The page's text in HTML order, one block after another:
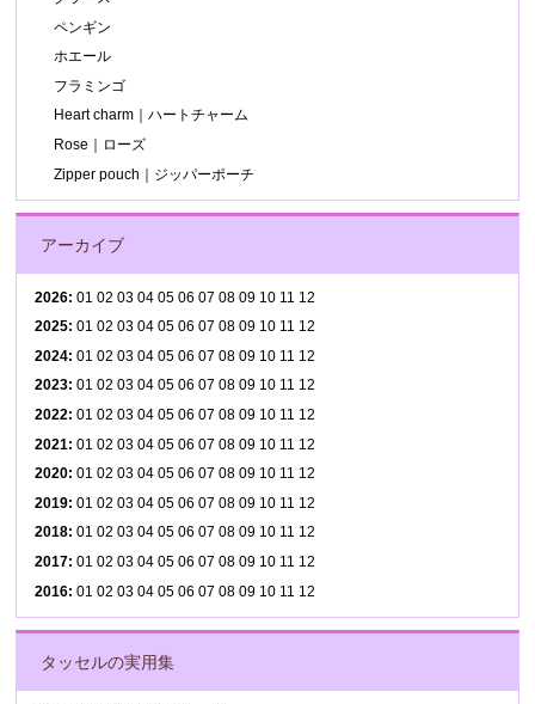
ペンギン
ホエール
フラミンゴ
Heart charm｜ハートチャーム
Rose｜ローズ
Zipper pouch｜ジッパーポーチ
アーカイブ
2026:01 02 03 04 05 06 07 08 09 10 11 12
2025:01 02 03 04 05 06 07 08 09 10 11 12
2024:01 02 03 04 05 06 07 08 09 10 11 12
2023:01 02 03 04 05 06 07 08 09 10 11 12
2022:01 02 03 04 05 06 07 08 09 10 11 12
2021:01 02 03 04 05 06 07 08 09 10 11 12
2020:01 02 03 04 05 06 07 08 09 10 11 12
2019:01 02 03 04 05 06 07 08 09 10 11 12
2018:01 02 03 04 05 06 07 08 09 10 11 12
2017:01 02 03 04 05 06 07 08 09 10 11 12
2016:01 02 03 04 05 06 07 08 09 10 11 12
タッセルの実用集